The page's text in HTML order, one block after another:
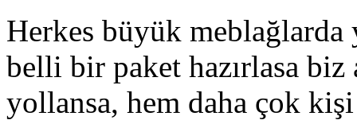
Herkes büyük
belli bir paket hazırlasa
yollansa, hem daha çok